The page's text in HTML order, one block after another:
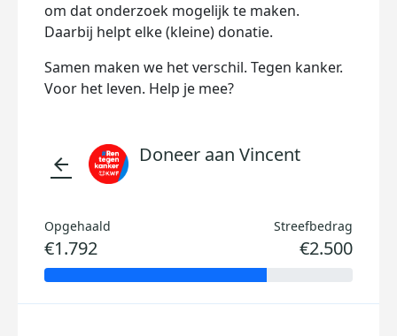
om dat onderzoek mogelijk te maken.
Daarbij helpt elke (kleine) donatie.
Samen maken we het verschil. Tegen kanker.
Voor het leven. Help je mee?
arrow_back Doneer aan Vincent
Opgehaald
€1.792
Streefbedrag
€2.500